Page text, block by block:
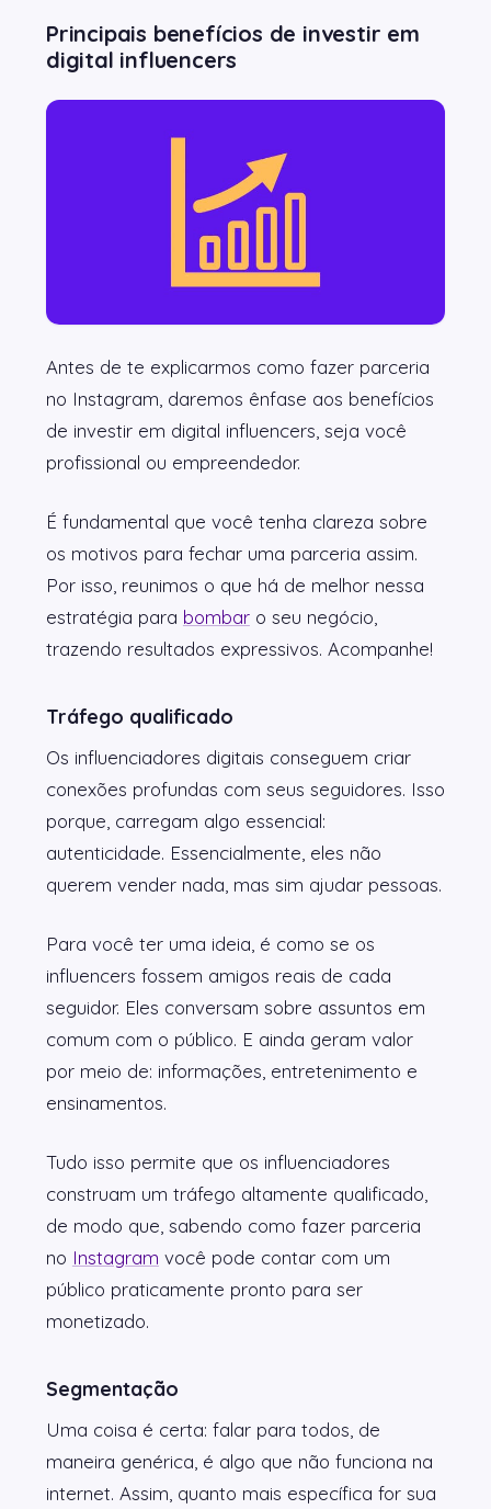
Principais benefícios de investir em
digital influencers
Antes de te explicarmos como fazer parceria
no Instagram, daremos ênfase aos benefícios
de investir em digital influencers, seja você
profissional ou empreendedor.
É fundamental que você tenha clareza sobre
os motivos para fechar uma parceria assim.
Por isso, reunimos o que há de melhor nessa
estratégia para bombaro seu negócio,
trazendo resultados expressivos. Acompanhe!
Tráfego qualificado
Os influenciadores digitais conseguem criar
conexões profundas com seus seguidores. Isso
porque, carregam algo essencial:
autenticidade. Essencialmente, eles não
querem vender nada, mas sim ajudar pessoas.
Para você ter uma ideia, é como se os
influencers fossem amigos reais de cada
seguidor. Eles conversam sobre assuntos em
comum com o público. E ainda geram valor
por meio de: informações, entretenimento e
ensinamentos.
Tudo isso permite que os influenciadores
construam um tráfego altamente qualificado,
de modo que, sabendo como fazer parceria
no Instagram você pode contar com um
público praticamente pronto para ser
monetizado.
Segmentação
Uma coisa é certa: falar para todos, de
maneira genérica, é algo que não funciona na
internet. Assim, quanto mais específica for sua